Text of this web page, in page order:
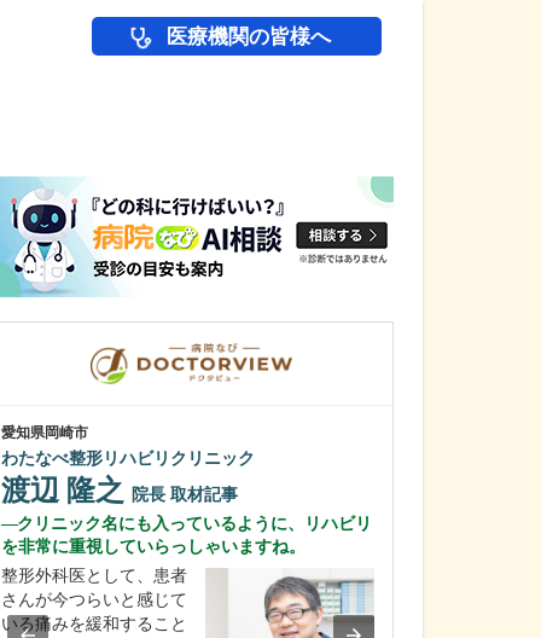
医療機関の皆様へ
愛知県岡崎市
わたなべ整形リハビリクリニック
渡辺 隆之 院長 取材記事
クリニック名にも入っているように、リハビリ
を非常に重視していらっしゃいますね。
整形外科医として、患者
さんが今つらいと感じて
いる痛みを緩和すること